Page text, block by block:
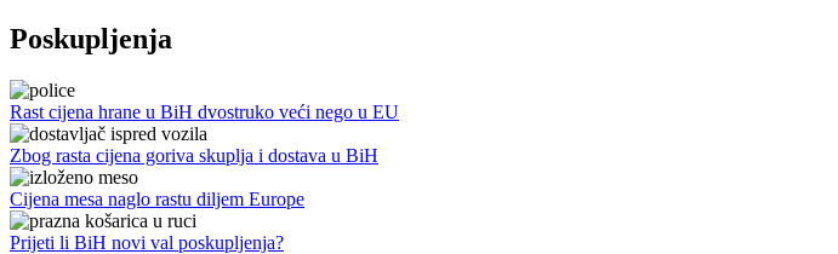
Poskupljenja
Rast cijena hrane u BiH dvostruko veći nego u EU
Zbog rasta cijena goriva skuplja i dostava u BiH
Cijena mesa naglo rastu diljem Europe
Prijeti li BiH novi val poskupljenja?